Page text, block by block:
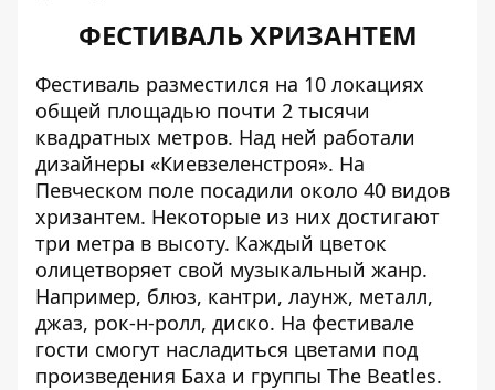
ФЕСТИВАЛЬ ХРИЗАНТЕМ
Фестиваль разместился на 10 локациях
общей площадью почти 2 тысячи
квадратных метров. Над ней работали
дизайнеры «Киевзеленстроя». На
Певческом поле посадили около 40 видов
хризантем. Некоторые из них достигают
три метра в высоту. Каждый цветок
олицетворяет свой музыкальный жанр.
Например, блюз, кантри, лаунж, металл,
джаз, рок-н-ролл, диско. На фестивале
гости смогут насладиться цветами под
произведения Баха и группы The Beatles.